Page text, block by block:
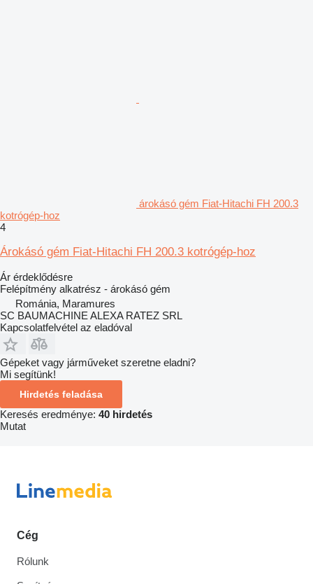
árokásó gém Fiat-Hitachi FH 200.3
kotrógép-hoz
4
Árokásó gém Fiat-Hitachi FH 200.3 kotrógép-hoz
Ár érdeklődésre
Felépítmény alkatrész - árokásó gém
Románia, Maramures
SC BAUMACHINE ALEXA RATEZ SRL
Kapcsolatfelvétel az eladóval
Gépeket vagy járműveket szeretne eladni?
Mi segítünk!
Hirdetés feladása
Keresés eredménye: 40 hirdetés
Mutat
Cég
Rólunk